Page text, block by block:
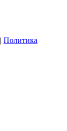
| Политика